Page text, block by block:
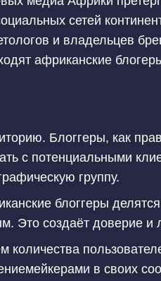
сетей
и владельцев
африканские
Блоггеры, как
с потенциальными
группу.
блоггеры
Это создаёт доверие и
количества
в своих